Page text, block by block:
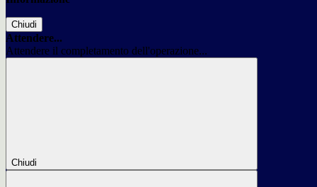
Chiudi
Attendere...
Attendere il completamento dell'operazione...
Chiudi